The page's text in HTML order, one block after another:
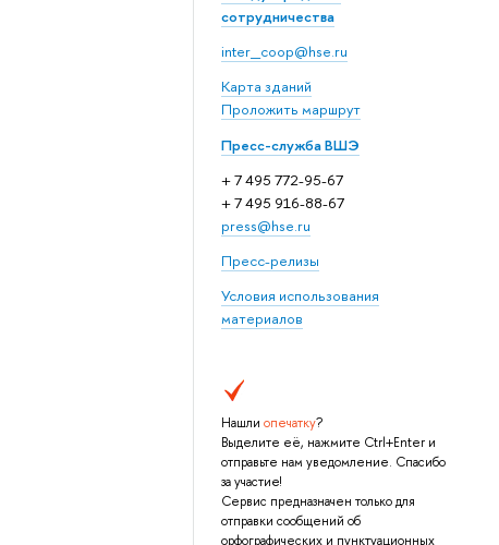
сотрудничества
inter_coop@hse.ru
Карта зданий
Проложить маршрут
Пресс-служба ВШЭ
+ 7 495 772-95-67
+ 7 495 916-88-67
press@hse.ru
Пресс-релизы
Условия использования
материалов
Нашли опечатку?
Выделите её, нажмите Ctrl+Enter и
отправьте нам уведомление. Спасибо
за участие!
Сервис предназначен только для
отправки сообщений об
орфографических и пунктуационных